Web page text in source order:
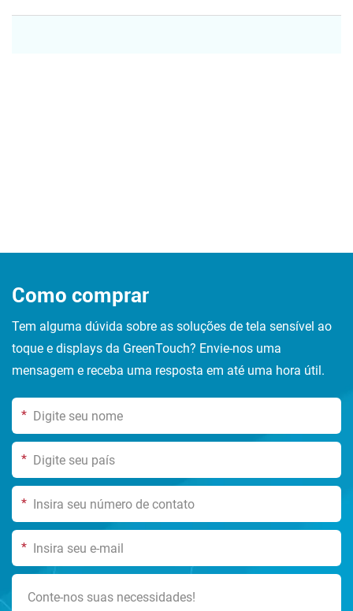
Como comprar
Tem alguma dúvida sobre as soluções de tela sensível ao
toque e displays da GreenTouch? Envie-nos uma
mensagem e receba uma resposta em até uma hora útil.
*
*
*
*